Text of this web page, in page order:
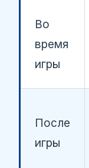
Во
время
игры
После
игры